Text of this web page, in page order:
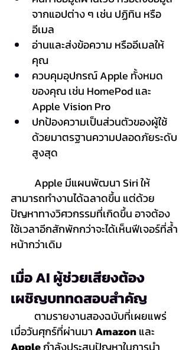
จากแอปต่าง ๆ เช่น ปฏิทิน หรือ
อีเมล
อ่านและส่งข้อความ หรืออีเมลให้
คุณ
ควบคุมอุปกรณ์ Apple ทั้งหมด
ของคุณ เช่น HomePod และ
Apple Vision Pro
ปกป้องความเป็นส่วนตัวของผู้ใช้
ด้วยมาตรฐานความปลอดภัยระดับ
สูงสุด
สามารถทำงานได้ฉลาดขึ้น แต่ด้วย
ปัญหาทางวิศวกรรมที่เกิดขึ้น อาจต้อง
ใช้เวลาอีกสักพักกว่าจะได้เห็นฟีเจอร์ที่ล้ำ
หน้ากว่าเดิม
เมื่อ AI ผู้ช่วยเสียงต้อง
เผชิญบททดสอบสำคัญ
เมื่อวันศุกร์ที่ผ่านมา Amazon และ
Apple กำลังประสบปัญหาในการนำ